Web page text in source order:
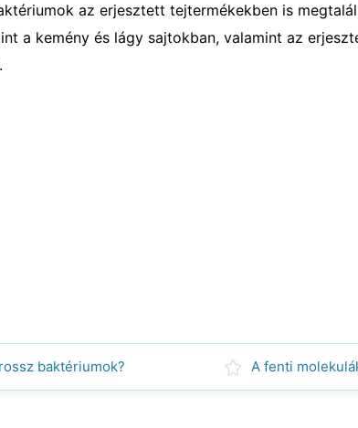
az erjesztett tejtermékekben is
a kemény és lágy sajtokban, valamint az
baktériumok?